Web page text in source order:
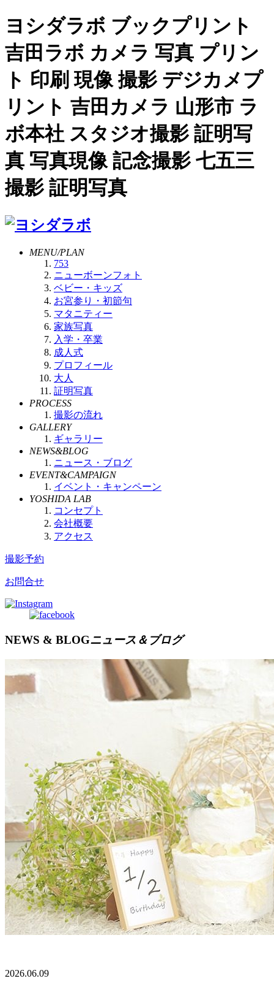
ヨシダラボ ブックプリント
吉田ラボ カメラ 写真 プリン
ト 印刷 現像 撮影 デジカメプ
リント 吉田カメラ 山形市 ラ
ボ本社 スタジオ撮影 証明写
真 写真現像 記念撮影 七五三
撮影 証明写真
MENU/PLAN
753
ニューボーンフォト
ベビー・キッズ
お宮参り・初節句
マタニティー
家族写真
入学・卒業
成人式
プロフィール
大人
証明写真
PROCESS
撮影の流れ
GALLERY
ギャラリー
NEWS&BLOG
ニュース・ブログ
EVENT&CAMPAIGN
イベント・キャンペーン
YOSHIDA LAB
コンセプト
会社概要
アクセス
撮影予約
お問合せ
NEWS & BLOGニュース＆ブログ
2026.06.09